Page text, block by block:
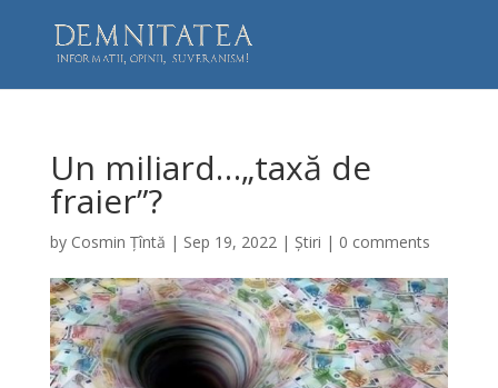
Un miliard…„taxă de
fraier”?
by Cosmin Țîntă | Sep 19, 2022| Știri | 0 comments